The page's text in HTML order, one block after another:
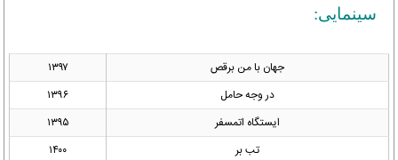
سینمایی:
جهان با من برقص
۱۳۹۷
در وجه حامل
۱۳۹۶
ایستگاه اتمسفر
۱۳۹۵
تب بر
۱۴۰۰